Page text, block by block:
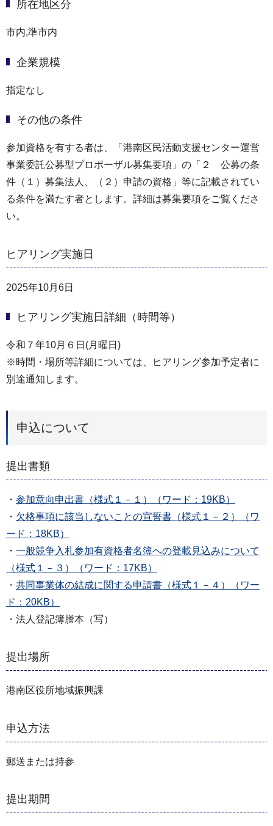
所在地区分
市内,準市内
企業規模
指定なし
その他の条件
参加資格を有する者は、「港南区民活動支援センター運営
事業委託公募型プロポーザル募集要項」の「２ 公募の条
件（１）募集法人、（２）申請の資格」等に記載されてい
る条件を満たす者とします。詳細は募集要項をご覧くださ
い。
ヒアリング実施日
2025年10月6日
ヒアリング実施日詳細（時間等）
令和７年10月６日(月曜日)
※時間・場所等詳細については、ヒアリング参加予定者に
別途通知します。
申込について
提出書類
・ 参加意向申出書（様式１－１）（ワード：19KB）
・ 欠格事項に該当しないことの宣誓書（様式１－２）（ワ
ード：18KB）
・ 一般競争入札参加有資格者名簿への登載見込みについて
（様式１－３）（ワード：17KB）
・ 共同事業体の結成に関する申請書（様式１－４）（ワー
ド：20KB）
・法人登記簿謄本（写）
提出場所
港南区役所地域振興課
申込方法
郵送または持参
提出期間